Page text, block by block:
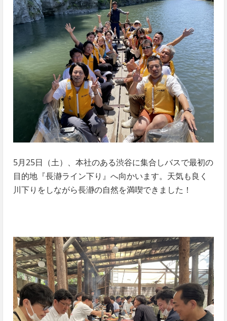
5月25日（土）、本社のある渋谷に集合しバスで最初の
目的地『長瀞ライン下り』へ向かいます。天気も良く
川下りをしながら長瀞の自然を満喫できました！